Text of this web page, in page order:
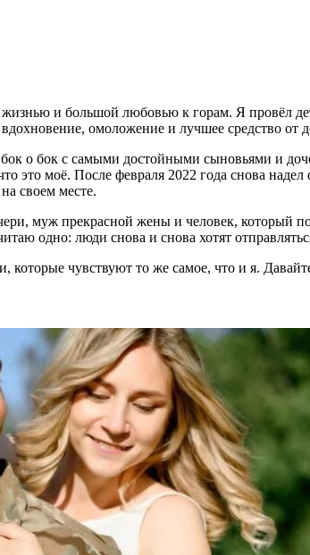
и большой любовью к горам. Я провёл
омоложение и лучшее средство от
о бок с самыми достойными сыновьями и
это моё. После февраля 2022 года снова
своем месте.
муж прекрасной жены и человек, который
одно: люди снова и снова хотят
чувствуют то же самое, что и я.